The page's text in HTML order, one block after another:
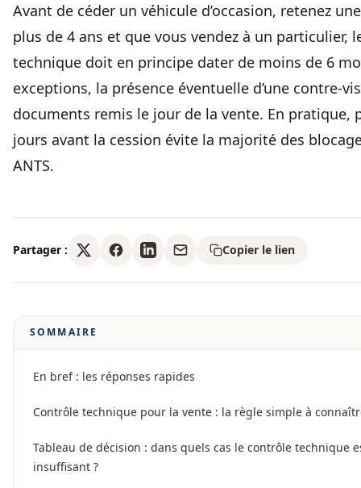
Avant de céder un véhicule d’occasion, retenez
plus de 4 ans et que vous vendez à un particulier,
technique doit en principe dater de moins de 6
exceptions, la présence éventuelle d’une contre-
documents remis le jour de la vente. En pratique,
jours avant la cession évite la majorité des
ANTS.
Partager : Copier le lien
SOMMAIRE
En bref : les réponses rapides
Contrôle technique pour la vente : la règle simple à
Tableau de décision : dans quels cas le contrôle technique
insuffisant ?